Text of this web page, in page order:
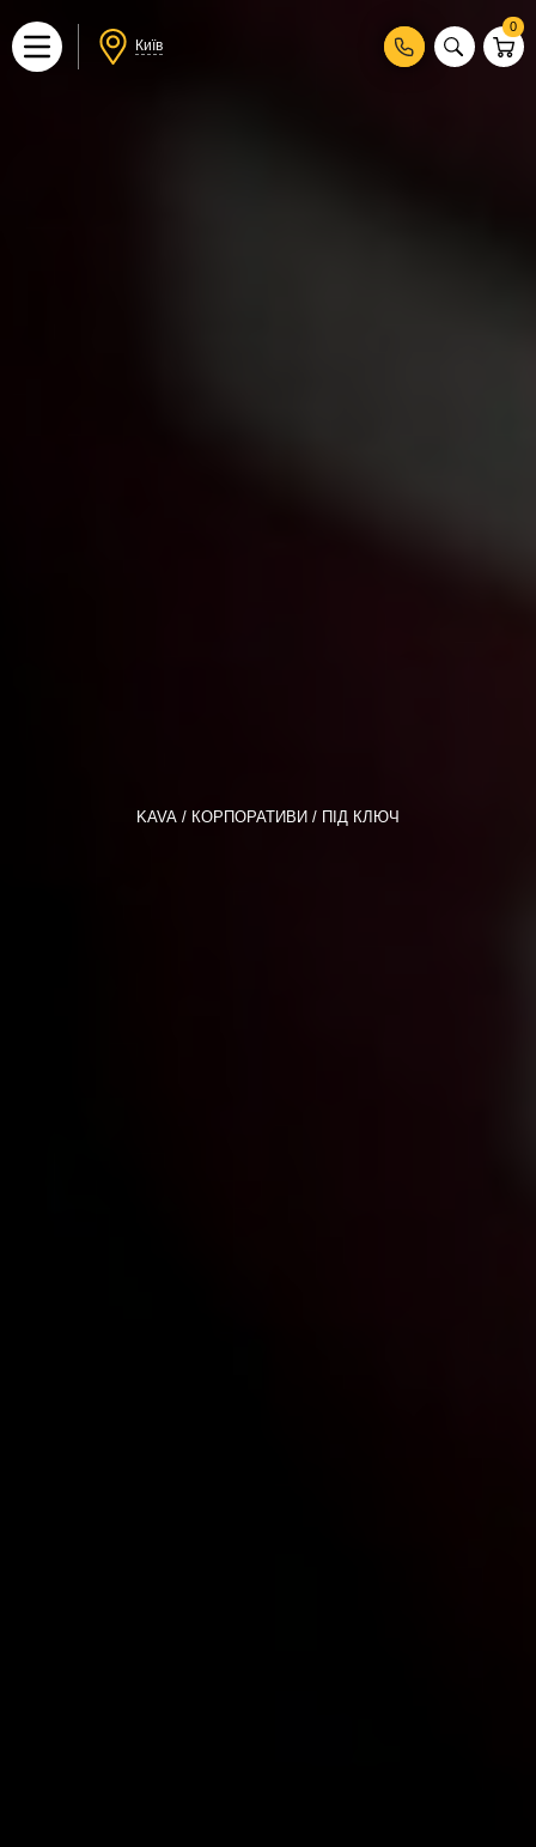
Київ
0
KAVA КОРПОРАТИВИ ПІД КЛЮЧ